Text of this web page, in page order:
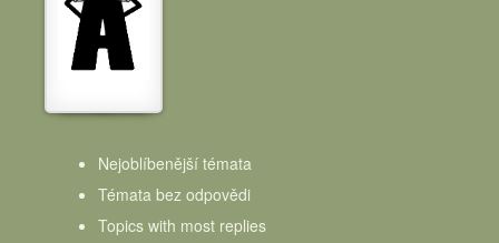
Nejoblíbenější témata
Témata bez odpovědi
Topics with most replies